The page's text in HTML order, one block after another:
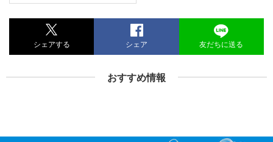
シェアする シェア 友だちに送る
おすすめ情報